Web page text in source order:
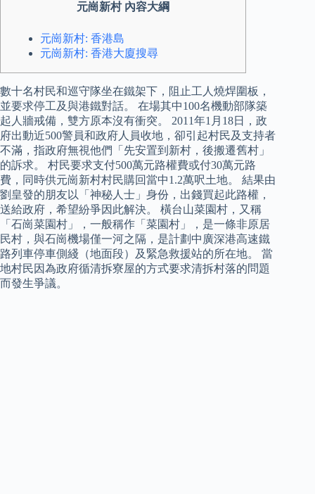
元崗新村 內容大綱
元崗新村: 香港島
元崗新村: 香港大廈搜尋
數十名村民和巡守隊坐在鐵架下，阻止工人燒焊圍板，
並要求停工及與港鐵對話。 在場其中100名機動部隊築
起人牆戒備，雙方原本沒有衝突。 2011年1月18日，政
府出動近500警員和政府人員收地，卻引起村民及支持者
不滿，指政府無視他們「先安置到新村，後搬遷舊村」
的訴求。 村民要求支付500萬元路權費或付30萬元路
費，同時供元崗新村村民購回當中1.2萬呎土地。 結果由
劉皇發的朋友以「神秘人士」身份，出錢買起此路權，
送給政府，希望紛爭因此解決。 橫台山菜園村，又稱
「石崗菜園村」，一般稱作「菜園村」，是一條非原居
民村，與石崗機場僅一河之隔，是計劃中廣深港高速鐵
路列車停車側綫（地面段）及緊急救援站的所在地。 當
地村民因為政府循清拆寮屋的方式要求清拆村落的問題
而發生爭議。